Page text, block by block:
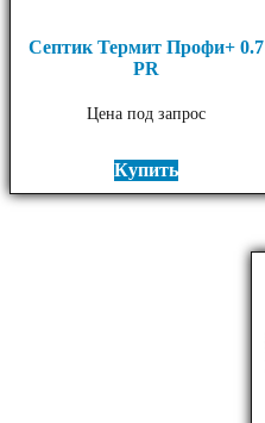
Септик Термит Профи+ 0.7
PR
Цена под запрос
Купить